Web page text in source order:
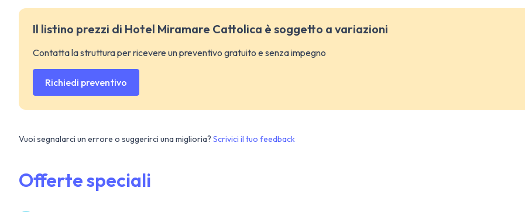
Il listino prezzi di Hotel Miramare Cattolica è soggetto a variazioni
Contatta la struttura per ricevere un preventivo gratuito e senza impegno
Richiedi preventivo
Vuoi segnalarci un errore o suggerirci una miglioria? Scrivici il tuo feedback
Offerte speciali